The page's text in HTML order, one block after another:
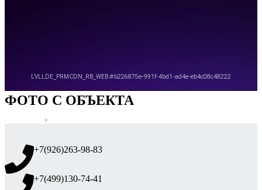
ФОТО С ОБЪЕКТА
+7(926)263-98-83
+7(499)130-74-41